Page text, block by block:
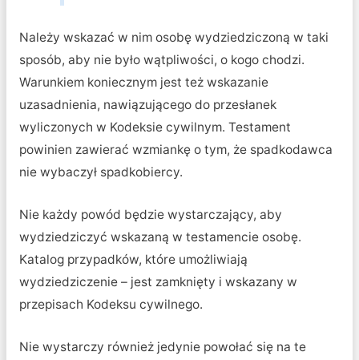
Należy wskazać w nim osobę wydziedziczoną w taki
sposób, aby nie było wątpliwości, o kogo chodzi.
Warunkiem koniecznym jest też wskazanie
uzasadnienia, nawiązującego do przesłanek
wyliczonych w Kodeksie cywilnym. Testament
powinien zawierać wzmiankę o tym, że spadkodawca
nie wybaczył spadkobiercy.
Nie każdy powód będzie wystarczający, aby
wydziedziczyć wskazaną w testamencie osobę.
Katalog przypadków, które umożliwiają
wydziedziczenie – jest zamknięty i wskazany w
przepisach Kodeksu cywilnego.
Nie wystarczy również jedynie powołać się na te